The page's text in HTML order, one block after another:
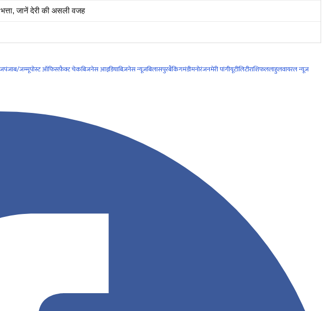
जानें देरी की असली वजह
पंजाब/जम्मूपोस्ट ऑफिसफ़ैक्ट चेकबिजनेस आइडियाबिज़नेस न्यूज़बिलासपुरबैंकिंगमंडीमनोरंजनमेरी पांगीयूटीलिटीराशिफललाहुलवायरल न्यूज़